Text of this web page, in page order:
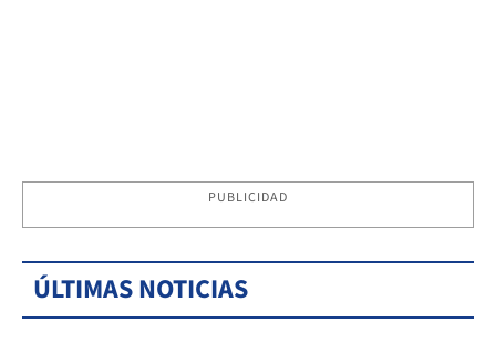
PUBLICIDAD
ÚLTIMAS NOTICIAS